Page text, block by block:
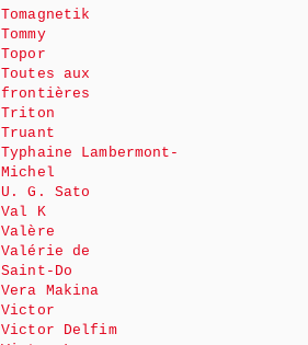
Tomagnetik
Tommy
Topor
Toutes aux
frontières
Triton
Truant
Typhaine Lambermont-
Michel
U. G. Sato
Val K
Valère
Valérie de
Saint-Do
Vera Makina
Victor
Victor Delfim